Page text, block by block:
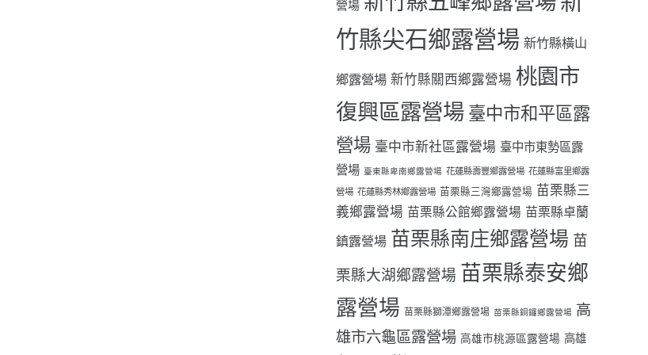
營場
竹縣尖石鄉露營場 新竹縣橫山
鄉露營場 新竹縣關西鄉露營場 桃園市
復興區露營場 臺中市和平區露
營場 臺中市新社區露營場 臺中市東勢區露
營場 臺東縣卑南鄉露營場 花蓮縣壽豐鄉露營場 花蓮縣富里鄉露
營場 花蓮縣秀林鄉露營場 苗栗縣三灣鄉露營場 苗栗縣三
義鄉露營場 苗栗縣公館鄉露營場 苗栗縣卓蘭
鎮露營場 苗栗縣南庄鄉露營場 苗
栗縣大湖鄉露營場 苗栗縣泰安鄉
露營場 苗栗縣獅潭鄉露營場 苗栗縣銅鑼鄉露營場 高
雄市六龜區露營場 高雄市桃源區露營場 高雄